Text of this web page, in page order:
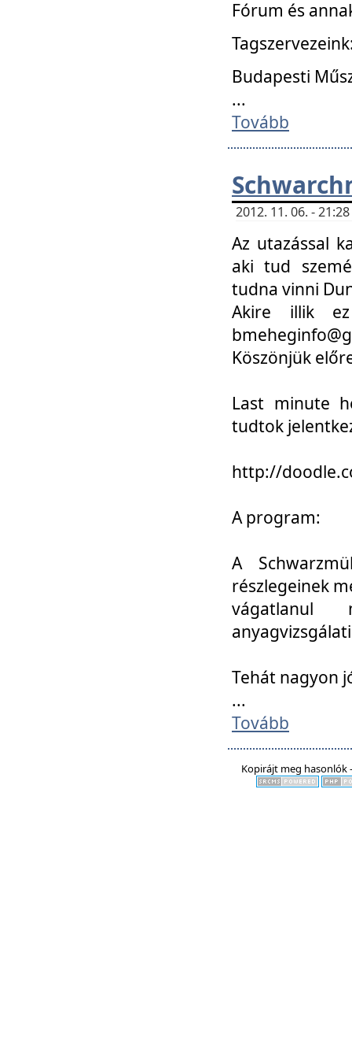
Fórum és
Budapesti
...
Tovább
2012. 11. 06. -
Az utazással
aki tud
tudna vinni
Akire illik
Köszönjük
Last minute
tudtok
http://
A program:
A
részlegeinek
vágatlanul
Tehát nagyon
...
Tovább
Kopirájt meg hasonlók